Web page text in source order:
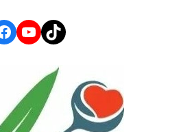
YouTube
TikTok